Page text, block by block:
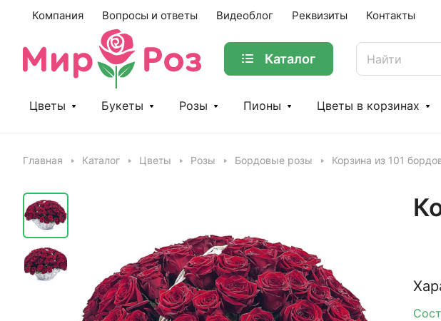
Компания Вопросы и ответы Видеоблог Реквизиты Контакты
Каталог
Цветы Букеты Розы Пионы Цветы в корзинах
Главная Каталог Цветы Розы Бордовые розы Корзина из 101